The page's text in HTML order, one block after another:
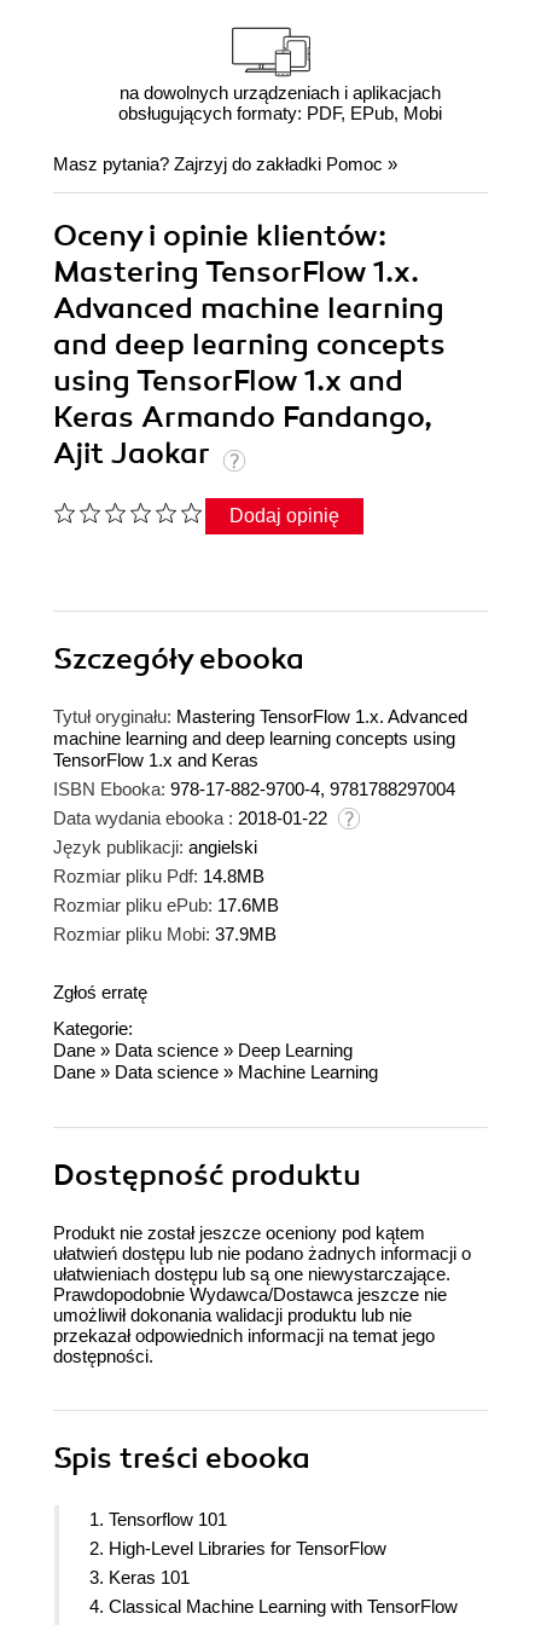
na dowolnych urządzeniach i aplikacjach
obsługujących formaty: PDF, EPub, Mobi
Masz pytania? Zajrzyj do zakładki Pomoc »
Oceny i opinie klientów:
Mastering TensorFlow 1.x.
Advanced machine learning
and deep learning concepts
using TensorFlow 1.x and
Keras Armando Fandango,
Ajit Jaokar
Dodaj opinię
Szczegółyebooka
Tytuł oryginału: Mastering TensorFlow 1.x. Advanced
machine learning and deep learning concepts using
TensorFlow 1.x and Keras
ISBN Ebooka: 978-17-882-9700-4, 9781788297004
Data wydania ebooka : 2018-01-22
Język publikacji: angielski
Rozmiar pliku Pdf: 14.8MB
Rozmiar pliku ePub: 17.6MB
Rozmiar pliku Mobi: 37.9MB
Zgłoś erratę
Kategorie:
Dane » Data science » Deep Learning
Dane » Data science » Machine Learning
Dostępność produktu
Produkt nie został jeszcze oceniony pod kątem
ułatwień dostępu lub nie podano żadnych informacji o
ułatwieniach dostępu lub są one niewystarczające.
Prawdopodobnie Wydawca/Dostawca jeszcze nie
umożliwił dokonania walidacji produktu lub nie
przekazał odpowiednich informacji na temat jego
dostępności.
Spis treści ebooka
1. Tensorflow 101
2. High-Level Libraries for TensorFlow
3. Keras 101
4. Classical Machine Learning with TensorFlow